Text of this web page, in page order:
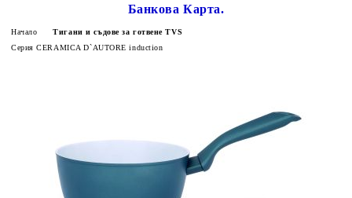
Банкова Карта.
Начало
Тигани и съдове за готвене TVS
Серия CERAMICA D`AUTORE induction